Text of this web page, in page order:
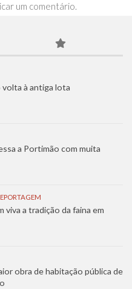
um comentário.
à antiga lota
a Portimão com muita
viva a tradição da faina em
obra de habitação pública de